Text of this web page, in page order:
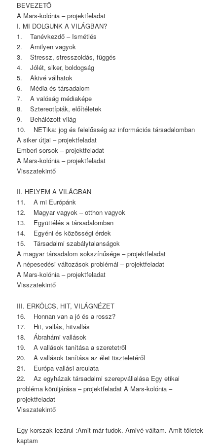
BEVEZETŐ
A Mars-kolónia – projektfeladat
I. MI DOLGUNK A VILÁGBAN?
1. Tanévkezdő – Ismétlés
2. Amilyen vagyok
3. Stressz, stresszoldás, függés
4. Jólét, siker, boldogság
5. Akivé válhatok
6. Média és társadalom
7. A valóság médiaképe
8. Sztereotípiák, előítéletek
9. Behálózott világ
10. NETika: jog és felelősség az információs társadalomban
A siker útjai – projektfeladat
Emberi sorsok – projektfeladat
A Mars-kolónia – projektfeladat
Visszatekintő
II. HELYEM A VILÁGBAN
11. A mi Európánk
12. Magyar vagyok – otthon vagyok
13. Együttélés a társadalomban
14. Egyéni és közösségi érdek
15. Társadalmi szabálytalanságok
A magyar társadalom sokszínűsége – projektfeladat
A népesedési változások problémái – projektfeladat
A Mars-kolónia – projektfeladat
Visszatekintő
III. ERKÖLCS, HIT, VILÁGNÉZET
16. Honnan van a jó és a rossz?
17. Hit, vallás, hitvallás
18. Ábrahámi vallások
19. A vallások tanítása a szeretetről
20. A vallások tanítása az élet tiszteletéről
21. Európa vallási arculata
22. Az egyházak társadalmi szerepvállalása Egy etikai
probléma körüljárása – projektfeladat A Mars-kolónia –
projektfeladat
Visszatekintő
Egy korszak lezárul :Amit már tudok. Amivé váltam. Amit tőletek
kaptam